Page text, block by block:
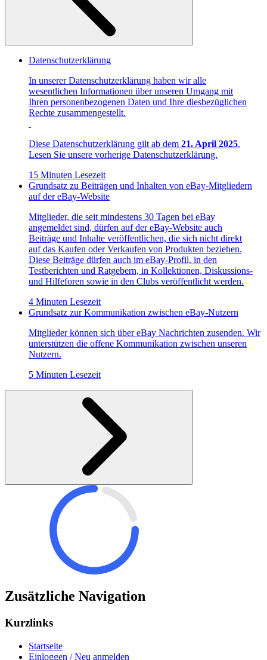
Datenschutzerklärung
In unserer Datenschutzerklärung haben wir alle
wesentlichen Informationen über unseren Umgang mit
Ihren personenbezogenen Daten und Ihre diesbezüglichen
Rechte zusammengestellt.
Diese Datenschutzerklärung gilt ab dem 21. April 2025.
Lesen Sie unsere vorherige Datenschutzerklärung.
15 Minuten Lesezeit
Grundsatz zu Beiträgen und Inhalten von eBay-Mitgliedern
auf der eBay-Website
Mitglieder, die seit mindestens 30 Tagen bei eBay
angemeldet sind, dürfen auf der eBay-Website auch
Beiträge und Inhalte veröffentlichen, die sich nicht direkt
auf das Kaufen oder Verkaufen von Produkten beziehen.
Diese Beiträge dürfen auch im eBay-Profil, in den
Testberichten und Ratgebern, in Kollektionen, Diskussions-
und Hilfeforen sowie in den Clubs veröffentlicht werden.
4 Minuten Lesezeit
Grundsatz zur Kommunikation zwischen eBay-Nutzern
Mitglieder können sich über eBay Nachrichten zusenden. Wir
unterstützen die offene Kommunikation zwischen unseren
Nutzern.
5 Minuten Lesezeit
Zusätzliche Navigation
Kurzlinks
Startseite
Einloggen / Neu anmelden